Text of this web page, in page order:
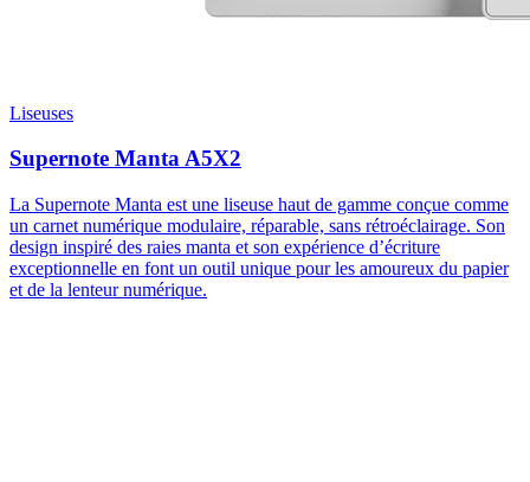
Liseuses
Supernote Manta A5X2
La Supernote Manta est une liseuse haut de gamme conçue comme
un carnet numérique modulaire, réparable, sans rétroéclairage. Son
design inspiré des raies manta et son expérience d’écriture
exceptionnelle en font un outil unique pour les amoureux du papier
et de la lenteur numérique.